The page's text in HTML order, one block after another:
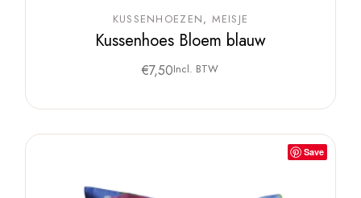
KUSSENHOEZEN MEISJE
Kussenhoes Bloem blauw
€7,50Incl. BTW
Save